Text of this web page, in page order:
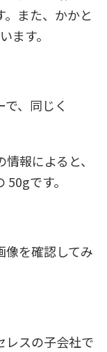
また、かかと
ます。
、同じく
報によると、
です。
像を確認してみ
レスの子会社で